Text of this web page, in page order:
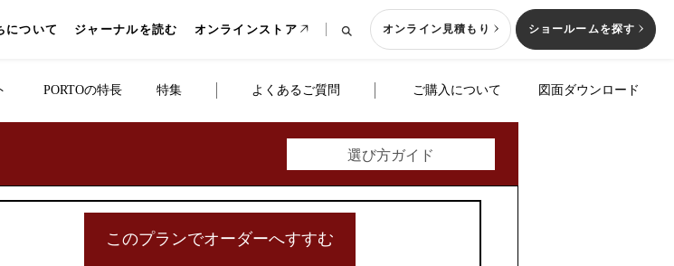
について ジャーナルを読む オンラインストア オンライン見積もり ショールームを探す
PORTOの特長 特集 よくあるご質問 ご購入について 図面ダウンロード
選び方ガイド
このプランでオーダーへすすむ